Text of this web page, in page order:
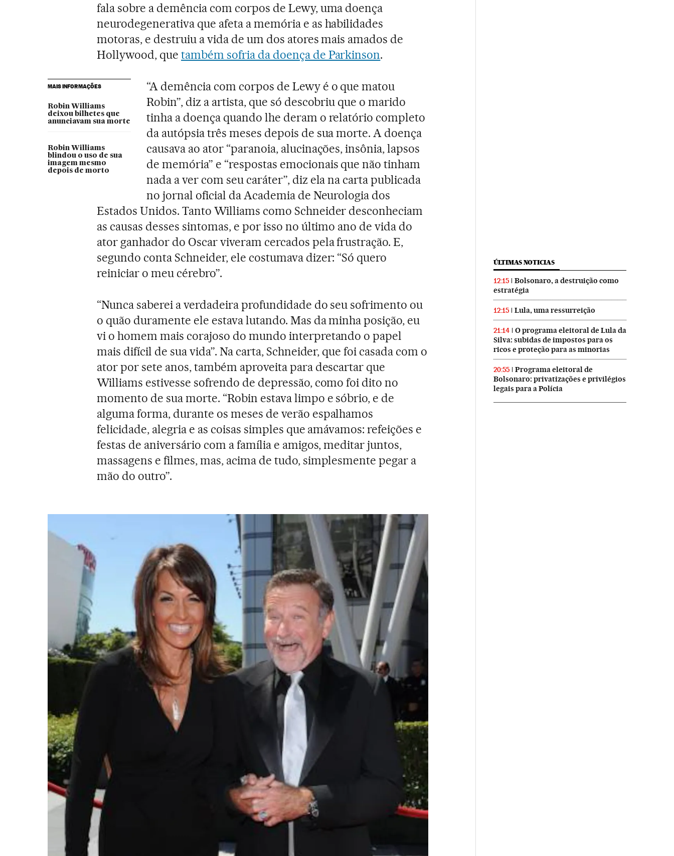
fala sobre a demência com corpos de Lewy, uma doença
neurodegenerativa que afeta a memória e as habilidades
motoras, e destruiu a vida de um dos atores mais amados de
Hollywood, quetambém sofria da doença de Parkinson.
MAIS INFORMAÇÕES
Robin Williams
deixou bilhetes que
anunciavam sua morte
Robin Williams
blindou o uso de sua
imagem mesmo
depois de morto
“A demência com corpos de Lewy é o que matou
Robin”, diz a artista, que só descobriu que o marido
tinha a doença quando lhe deram o relatório completo
da autópsia três meses depois de sua morte. A doença
causava ao ator “paranoia, alucinações, insônia, lapsos
de memória” e “respostas emocionais que não tinham
nada a ver com seu caráter”, diz ela na carta publicada
no jornal oficial da Academia de Neurologia dos
Estados Unidos. Tanto Williams como Schneider desconheciam
as causas desses sintomas, e por isso no último ano de vida do
ator ganhador do Oscar viveram cercados pela frustração. E,
segundo conta Schneider, ele costumava dizer: “Só quero
reiniciar o meu cérebro”.
“Nunca saberei a verdadeira profundidade do seu sofrimento ou
o quão duramente ele estava lutando. Mas da minha posição, eu
vi o homem mais corajoso do mundo interpretando o papel
mais difícil de sua vida”. Na carta, Schneider, que foi casada com o
ator por sete anos, também aproveita para descartar que
Williams estivesse sofrendo de depressão, como foi dito no
momento de sua morte. “Robin estava limpo e sóbrio, e de
alguma forma, durante os meses de verão espalhamos
felicidade, alegria e as coisas simples que amávamos: refeições e
festas de aniversário com a família e amigos, meditar juntos,
massagens e filmes, mas, acima de tudo, simplesmente pegar a
mão do outro”.
ÚLTIMAS NOTICIAS
12:15
Bolsonaro, a destruição como
estratégia
12:15 Lula, uma ressurreição
21:14
O programa eleitoral de Lula da
Silva: subidas de impostos para os
ricos e proteção para as minorias
20:55
Programa eleitoral de
Bolsonaro: privatizações e privilégios
legais para a Polícia